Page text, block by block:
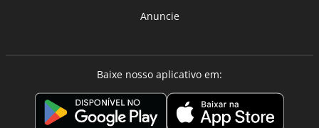
Anuncie
Baixe nosso aplicativo em: